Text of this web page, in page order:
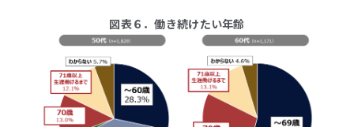
図表６．働き続けたい年齢